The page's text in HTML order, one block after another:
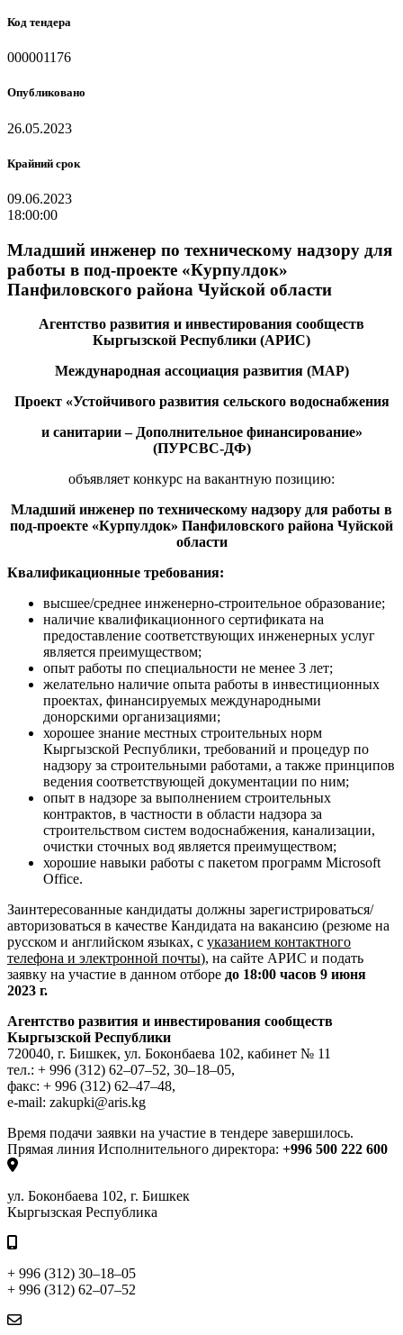
Код тендера
000001176
Опубликовано
26.05.2023
Крайний срок
09.06.2023
18:00:00
Младший инженер по техническому надзору для
работы в под-проекте «Курпулдок»
Панфиловского района Чуйской области
Агентство развития и инвестирования сообществ
Кыргызской Республики (АРИС)
Международная ассоциация развития (МАР)
Проект «Устойчивого развития сельского водоснабжения
и санитарии – Дополнительное финансирование»
(ПУРСВС-ДФ)
объявляет конкурс на вакантную позицию:
Младший инженер по техническому надзору для работы в
под-проекте «Курпулдок» Панфиловского района Чуйской
области
Квалификационные требования:
высшее/среднее инженерно-строительное образование;
наличие квалификационного сертификата на
предоставление соответствующих инженерных услуг
является преимуществом;
опыт работы по специальности не менее 3 лет;
желательно наличие опыта работы в инвестиционных
проектах, финансируемых международными
донорскими организациями;
хорошее знание местных строительных норм
Кыргызской Республики, требований и процедур по
надзору за строительными работами, а также принципов
ведения соответствующей документации по ним;
опыт в надзоре за выполнением строительных
контрактов, в частности в области надзора за
строительством систем водоснабжения, канализации,
очистки сточных вод является преимуществом;
хорошие навыки работы с пакетом программ Microsoft
Office.
Заинтересованные кандидаты должны зарегистрироваться/
авторизоваться в качестве Кандидата на вакансию (резюме на
русском и английском языках, с указанием контактного
телефона и электронной почты), на сайте АРИС и подать
заявку на участие в данном отборе до 18:00 часов 9 июня
2023 г.
Агентство развития и инвестирования сообществ
Кыргызской Республики
720040, г. Бишкек, ул. Боконбаева 102, кабинет № 11
тел.: + 996 (312) 62–07–52, 30–18–05,
факс: + 996 (312) 62–47–48,
e-mail: zakupki@aris.kg
Время подачи заявки на участие в тендере завершилось.
Прямая линия Исполнительного директора: +996 500 222 600
ул. Боконбаева 102, г. Бишкек
Кыргызская Республика
+ 996 (312) 30–18–05
+ 996 (312) 62–07–52